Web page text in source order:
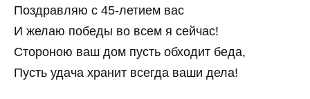
Поздравляю с 45-летием вас
И желаю победы во всем я сейчас!
Стороною ваш дом пусть обходит беда,
Пусть удача хранит всегда ваши дела!